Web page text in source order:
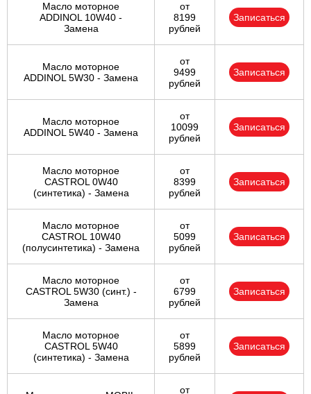
Масло моторное
ADDINOL 10W40 -
Замена
от
8199
рублей
Записаться
Масло моторное
ADDINOL 5W30 - Замена
от
9499
рублей
Записаться
Масло моторное
ADDINOL 5W40 - Замена
от
10099
рублей
Записаться
Масло моторное
CASTROL 0W40
(синтетика) - Замена
от
8399
рублей
Записаться
Масло моторное
CASTROL 10W40
(полусинтетика) - Замена
от
5099
рублей
Записаться
Масло моторное
CASTROL 5W30 (синт.) -
Замена
от
6799
рублей
Записаться
Масло моторное
CASTROL 5W40
(синтетика) - Замена
от
5899
рублей
Записаться
от